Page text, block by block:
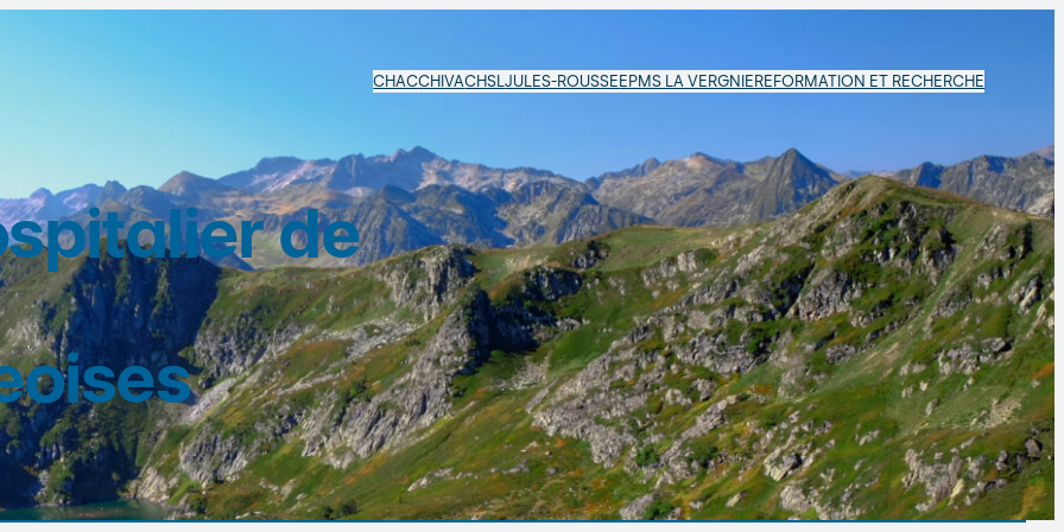
CHACCHIVACHSLJULES-ROUSSE EPMS LA VERGNIERE FORMATION ET RECHERCHE
de